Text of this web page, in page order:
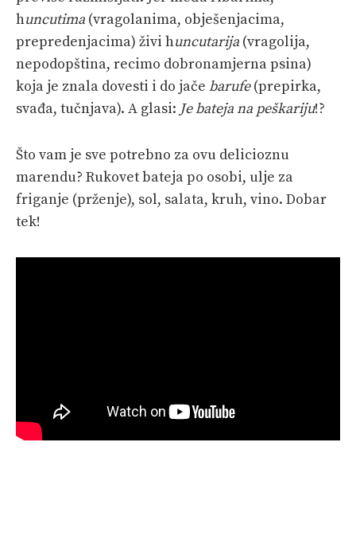
huncutima (vragolanima, obješenjacima,
prepredenjacima) živi huncutarija (vragolija,
nepodopština, recimo dobronamjerna psina)
koja je znala dovesti i do jače barufe(prepirka,
svađa, tučnjava). A glasi: Je bateja na peškariju!?
Što vam je sve potrebno za ovu delicioznu
marendu? Rukovet bateja po osobi, ulje za
friganje (prženje), sol, salata, kruh, vino. Dobar
tek!